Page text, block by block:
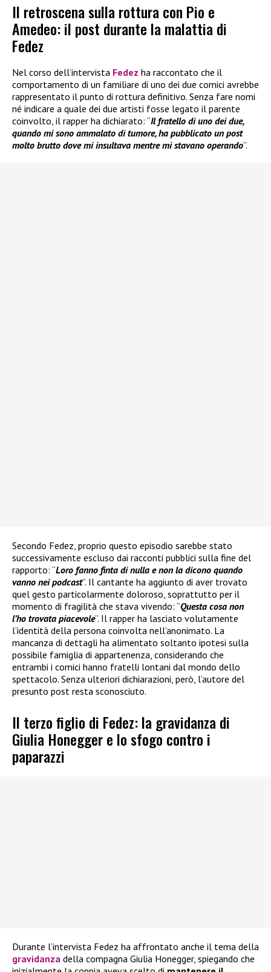
Il retroscena sulla rottura con Pio e
Amedeo: il post durante la malattia di
Fedez
Nel corso dell’intervista Fedez ha raccontato che il
comportamento di un familiare di uno dei due comici avrebbe
rappresentato il punto di rottura definitivo. Senza fare nomi
né indicare a quale dei due artisti fosse legato il parente
coinvolto, il rapper ha dichiarato: “Il fratello di uno dei due,
quando mi sono ammalato di tumore, ha pubblicato un post
molto brutto dove mi insultava mentre mi stavano operando”.
Secondo Fedez, proprio questo episodio sarebbe stato
successivamente escluso dai racconti pubblici sulla fine del
rapporto: “Loro fanno finta di nulla e non la dicono quando
vanno nei podcast”. Il cantante ha aggiunto di aver trovato
quel gesto particolarmente doloroso, soprattutto per il
momento di fragilità che stava vivendo: “Questa cosa non
l’ho trovata piacevole”. Il rapper ha lasciato volutamente
l’identità della persona coinvolta nell’anonimato. La
mancanza di dettagli ha alimentato soltanto ipotesi sulla
possibile famiglia di appartenenza, considerando che
entrambi i comici hanno fratelli lontani dal mondo dello
spettacolo. Senza ulteriori dichiarazioni, però, l’autore del
presunto post resta sconosciuto.
Il terzo figlio di Fedez: la gravidanza di
Giulia Honegger e lo sfogo contro i
paparazzi
Durante l’intervista Fedez ha affrontato anche il tema della
gravidanza della compagna Giulia Honegger, spiegando che